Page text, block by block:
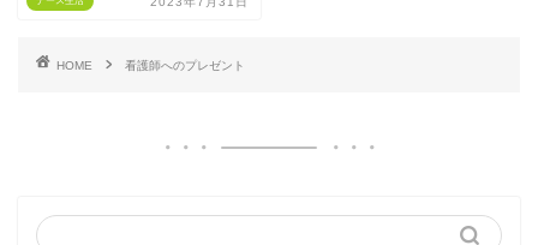
HOME 看護師へのプレゼント